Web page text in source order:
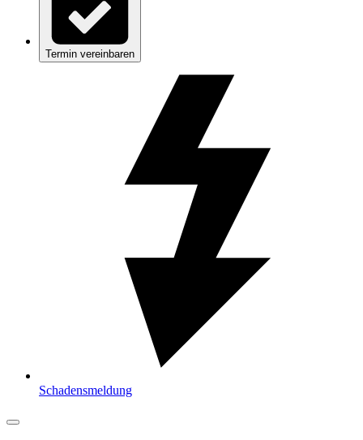
Termin vereinbaren
Schadensmeldung